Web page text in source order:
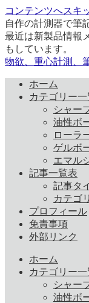
コンテンツへスキ
自作の計測器で筆
最近は新製品情報
もしています。
物欲、重心計測、
ホーム
カテゴリー一
シャー
油性ボ
ローラ
ゲルボ
エマル
記事一覧表
記事タ
カテゴ
プロフィール
免責事項
外部リンク
ホーム
カテゴリー一
シャー
油性ボ